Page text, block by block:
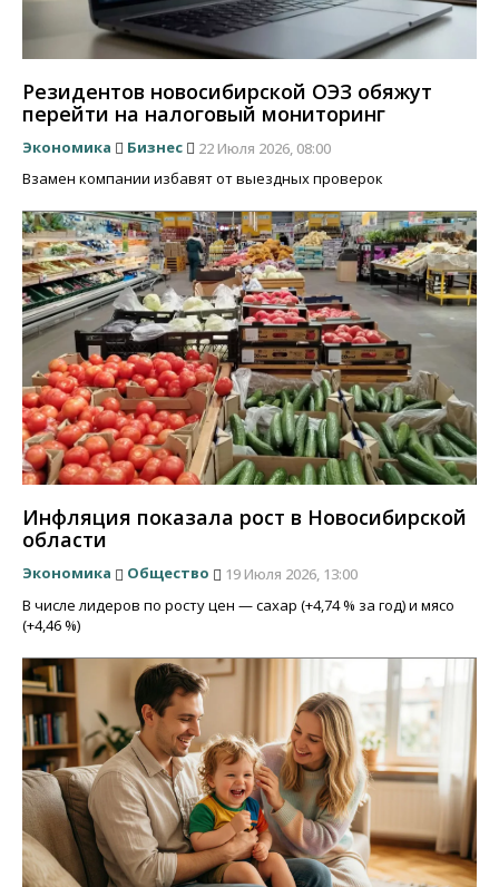
Резидентов новосибирской ОЭЗ обяжут
перейти на налоговый мониторинг
Экономика Бизнес
22 Июля 2026, 08:00
Взамен компании избавят от выездных проверок
Инфляция показала рост в Новосибирской
области
Экономика Общество
19 Июля 2026, 13:00
В числе лидеров по росту цен — сахар (+4,74 % за год) и мясо
(+4,46 %)